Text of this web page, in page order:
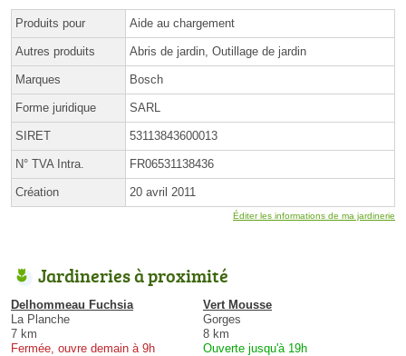
Produits pour Aide au chargement
Autres produits Abris de jardin, Outillage de jardin
Marques Bosch
Forme juridique SARL
SIRET 53113843600013
N° TVA Intra. FR06531138436
Création 20 avril 2011
Éditer les informations de ma jardinerie
Jardineries à proximité
Delhommeau Fuchsia
La Planche
7 km
Fermée, ouvre demain à 9h
Vert Mousse
Gorges
8 km
Ouverte jusqu'à 19h